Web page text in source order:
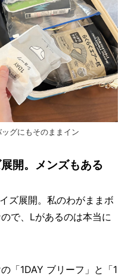
グにもそのままイン
開。メンズもある
ズ展開。私のわがままボ
で、Lがあるのは本当に
「1DAY ブリーフ」と「1